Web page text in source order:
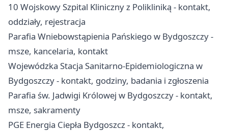
10 Wojskowy Szpital Kliniczny z Polikliniką - kontakt,
oddziały, rejestracja
Parafia Wniebowstąpienia Pańskiego w Bydgoszczy -
msze, kancelaria, kontakt
Wojewódzka Stacja Sanitarno-Epidemiologiczna w
Bydgoszczy - kontakt, godziny, badania i zgłoszenia
Parafia św. Jadwigi Królowej w Bydgoszczy - kontakt,
msze, sakramenty
PGE Energia Ciepła Bydgoszcz - kontakt,